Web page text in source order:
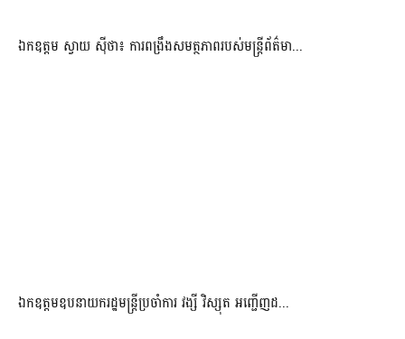
ឯកឧត្តម ស្វាយ ស៊ីថា៖ ការពង្រឹងសមត្ថភាពរបស់មន្ត្រីព័ត៌មា...
ឯកឧត្តមឧបនាយករដ្ឋមន្រ្តីប្រចាំការ វង្សី វិស្សុត អញ្ជើញដ...